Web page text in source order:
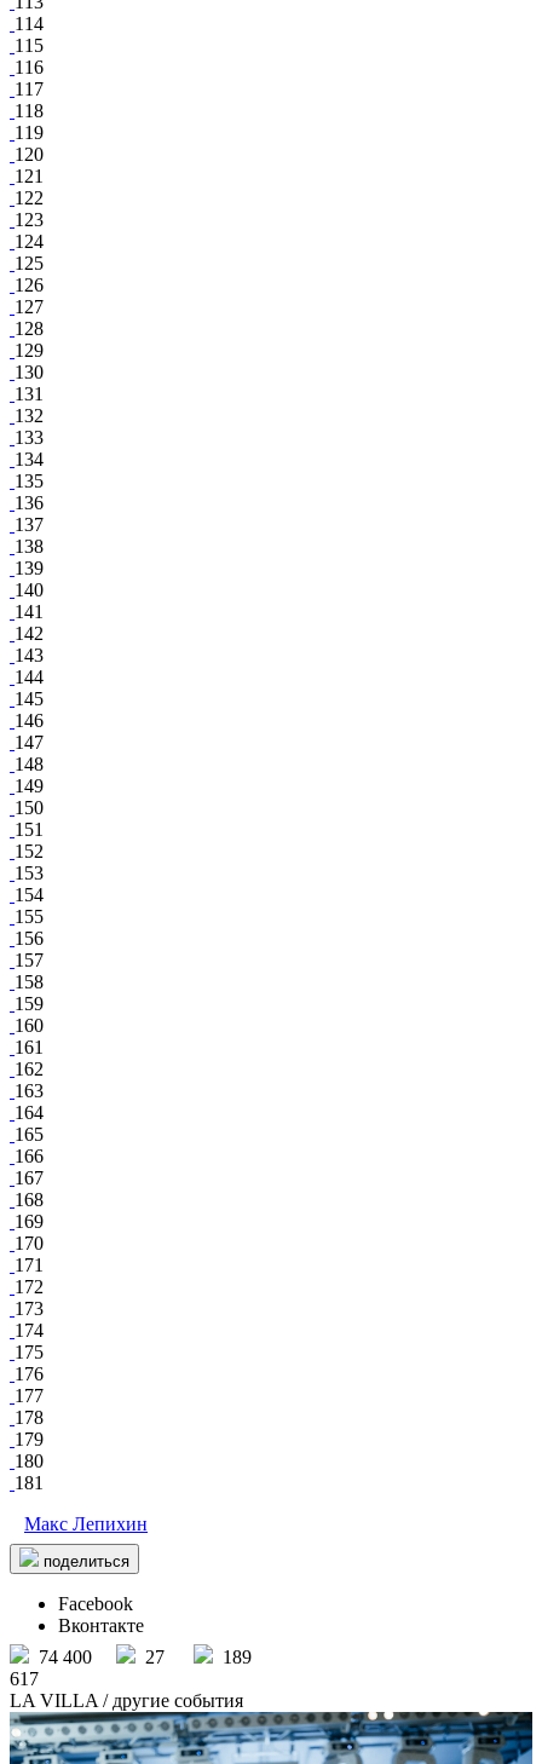
114
115
116
117
118
119
120
121
122
123
124
125
126
127
128
129
130
131
132
133
134
135
136
137
138
139
140
141
142
143
144
145
146
147
148
149
150
151
152
153
154
155
156
157
158
159
160
161
162
163
164
165
166
167
168
169
170
171
172
173
174
175
176
177
178
179
180
181
Макс Лепихин
поделиться
Facebook
Вконтакте
74 400
27
189
617
LA VILLA / другие события